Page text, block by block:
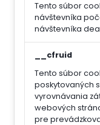
Tento súbor
návštevníka
návštevníka
__cfruid
Tento súbor
poskytovaných
vyrovnávania
webových
pre